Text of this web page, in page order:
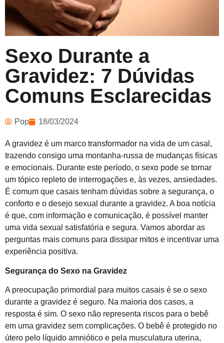
Sexo Durante a
Gravidez: 7 Dúvidas
Comuns Esclarecidas
Pop 18/03/2024
A gravidez é um marco transformador na vida de um casal,
trazendo consigo uma montanha-russa de mudanças físicas
e emocionais. Durante este período, o sexo pode se tornar
um tópico repleto de interrogações e, às vezes, ansiedades.
É comum que casais tenham dúvidas sobre a segurança, o
conforto e o desejo sexual durante a gravidez. A boa notícia
é que, com informação e comunicação, é possível manter
uma vida sexual satisfatória e segura. Vamos abordar as
perguntas mais comuns para dissipar mitos e incentivar uma
experiência positiva.
Segurança do Sexo na Gravidez
A preocupação primordial para muitos casais é se o sexo
durante a gravidez é seguro. Na maioria dos casos, a
resposta é sim. O sexo não representa riscos para o bebê
em uma gravidez sem complicações. O bebê é protegido no
útero pelo líquido amniótico e pela musculatura uterina,